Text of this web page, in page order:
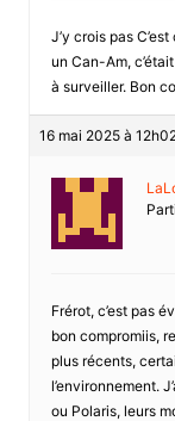
J’y crois pas
un Can-Am,
à surveiller. Bon
16 mai 2025 à
Frérot, c’est pas
bon compromiis,
plus récents,
l’environnement.
ou Polaris, leurs